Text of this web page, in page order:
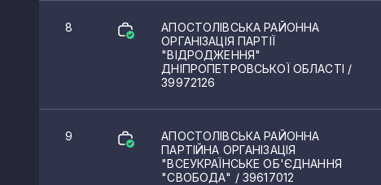
8
АПОСТОЛІВСЬКА РАЙОННА
ОРГАНІЗАЦІЯ ПАРТІЇ
"ВІДРОДЖЕННЯ"
ДНІПРОПЕТРОВСЬКОЇ ОБЛАСТІ /
39972126
9
АПОСТОЛІВСЬКА РАЙОННА
ПАРТІЙНА ОРГАНІЗАЦІЯ
"ВСЕУКРАЇНСЬКЕ ОБ'ЄДНАННЯ
"СВОБОДА" / 39617012